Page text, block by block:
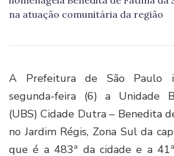
na atuação comunitária da região
A Prefeitura de São Paulo
segunda-feira (6) a Unidade
(UBS) Cidade Dutra – Benedita
no Jardim Régis, Zona Sul da
que é a 483ª da cidade e a